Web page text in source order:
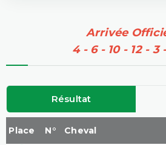
Arrivée
4 - 6 - 10 - 12 - 3
Résultat
Place N° Cheval